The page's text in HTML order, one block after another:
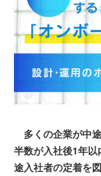
多くの企業が中
半数が入社後1年
途入社者の定着を